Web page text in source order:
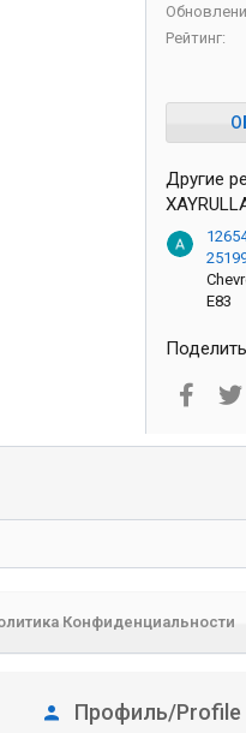
Рейтинг
Другие
E83
Профиль/Profile
Конфиденциальности